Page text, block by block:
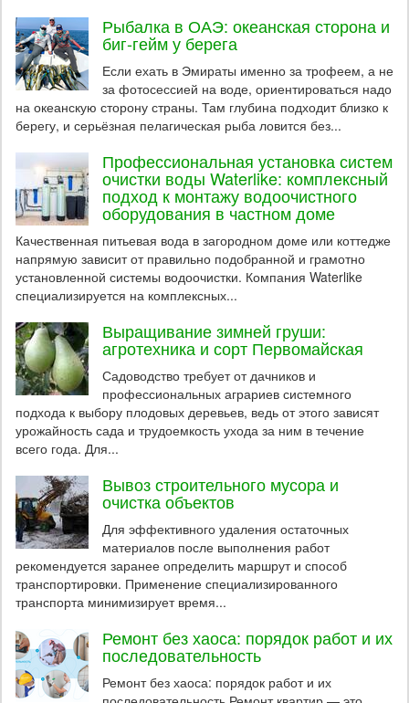
Рыбалка в ОАЭ: океанская сторона и
биг-гейм у берега
Если ехать в Эмираты именно за трофеем, а не
за фотосессией на воде, ориентироваться надо
на океанскую сторону страны. Там глубина подходит близко к
берегу, и серьёзная пелагическая рыба ловится без...
Профессиональная установка систем
очистки воды Waterlike: комплексный
подход к монтажу водоочистного
оборудования в частном доме
Качественная питьевая вода в загородном доме или коттедже
напрямую зависит от правильно подобранной и грамотно
установленной системы водоочистки. Компания Waterlike
специализируется на комплексных...
Выращивание зимней груши:
агротехника и сорт Первомайская
Садоводство требует от дачников и
профессиональных аграриев системного
подхода к выбору плодовых деревьев, ведь от этого зависят
урожайность сада и трудоемкость ухода за ним в течение
всего года. Для...
Вывоз строительного мусора и
очистка объектов
Для эффективного удаления остаточных
материалов после выполнения работ
рекомендуется заранее определить маршрут и способ
транспортировки. Применение специализированного
транспорта минимизирует время...
Ремонт без хаоса: порядок работ и их
последовательность
Ремонт без хаоса: порядок работ и их